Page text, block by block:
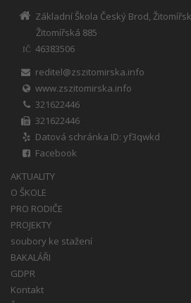
Základní Škola Český Brod,
Žitomířská 885
IČ
46383506
reditel@zszitomirska.info
www.zszitomirska.info
321622446
321622446
Datová schránka ID: yf3qwkd
Facebook
AKTUALITY
O ŠKOLE
PRO RODIČE
PROJEKTY
soubory ke stažení
BAKALÁŘI
GDPR
Kontakt